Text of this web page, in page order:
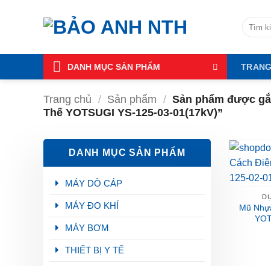
dung
DANH MỤC SẢN PHẨM
Trang chủ / Sản phẩm / Sản phẩm được
Thế YOTSUGI YS-125-03-01(17kV)”
DANH MỤC SẢN PHẨM
MÁY DÒ CÁP
MÁY ĐO KHÍ
MÁY BƠM
THIẾT BỊ Y TẾ
Mũ